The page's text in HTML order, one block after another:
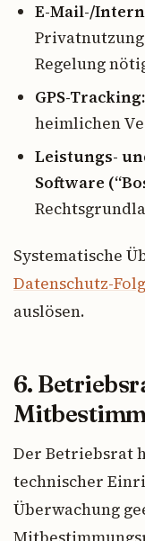
E-Mail-/
Regelung
GPS-Tracking:
heimlichen
Leistungs-
Software
Systematische
Datenschutz-
auslösen.
6.
Der Betriebsrat
technischer
Überwachung